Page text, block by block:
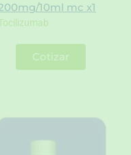
10ml mc x1
Cotizar